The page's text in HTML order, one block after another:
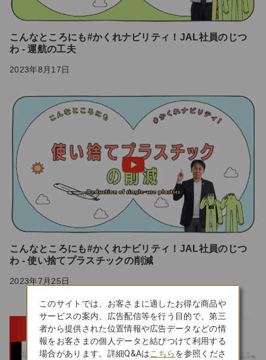
こんなところにも#かくれナビリティ！JAL社員のじつ
わ - 運航の工夫
2023年8月17日
こんなところにも#かくれナビリティ！JAL社員のじつ
わ - 使い捨てプラスチックの削減
2023年7月25日
このサイトでは、お客さまに適したお得な商品や
サービスの案内、広告配信等を行う目的で、第三
者から提供された位置情報や広告データなどの情
報をお客さまの個人データと結びつけて利用する
場合があります。詳細Q&Aはこちらを参照くださ